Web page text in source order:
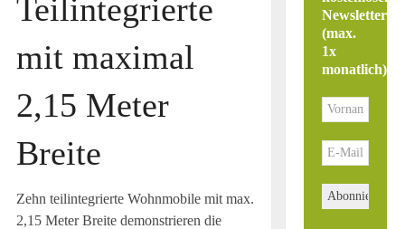
Teilintegrierte
mit maximal
2,15 Meter
Breite
Zehn teilintegrierte Wohnmobile mit max.
2,15 Meter Breite demonstrieren die
Newsletter
(max.
1x
monatlich).